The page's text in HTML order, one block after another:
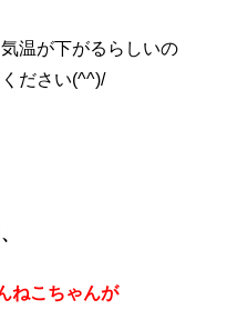
温が下がるらしいの
ださい(^^)/
ねこちゃんが